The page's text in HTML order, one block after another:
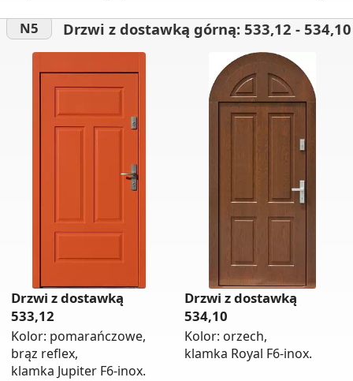
N5 Drzwi z dostawką górną: 533,12 - 534,10
Drzwi z dostawką
533,12
Kolor: pomarańczowe,
brąz reflex,
klamka Jupiter F6-inox.
Drzwi z dostawką
534,10
Kolor: orzech,
klamka Royal F6-inox.